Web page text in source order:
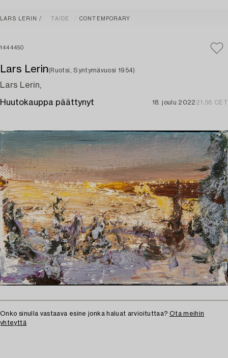
LARS LERIN TAIDE CONTEMPORARY
1444450
Lars Lerin(Ruotsi, Syntymävuosi 1954)
Lars Lerin,
Huutokauppa päättynyt 18. joulu 2022 21:56 CET
Onko sinulla vastaava esine jonka haluat arvioituttaa? Ota meihin
yhteyttä